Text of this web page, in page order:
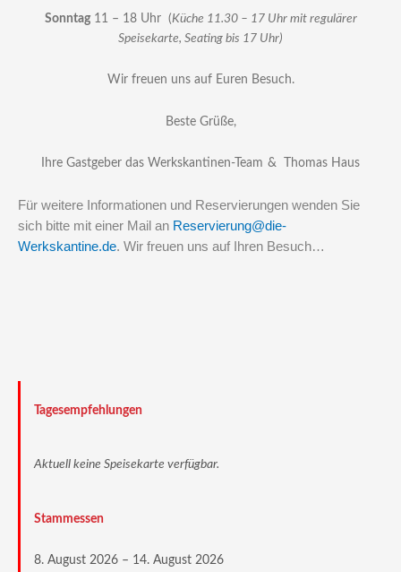
Sonntag11 – 18 Uhr (Küche 11.30 – 17 Uhr mit regulärer
Speisekarte, Seating bis 17 Uhr)
Wir freuen uns auf Euren Besuch.
Beste Grüße,
Ihre Gastgeber das Werkskantinen-Team & Thomas Haus
Für weitere Informationen und Reservierungen wenden Sie
sich bitte mit einer Mail an Reservierung@die-
Werkskantine.de. Wir freuen uns auf Ihren Besuch…
Tagesempfehlungen
Aktuell keine Speisekarte verfügbar.
Stammessen
8. August 2026 – 14. August 2026